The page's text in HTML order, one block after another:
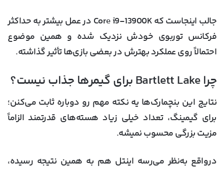
جالب اینجاست که Core i9-13900K در عمل بیشتر به حداکثر
فرکانس توربوی خودش نزدیک شده و همین موضوع
احتمالاً روی عملکرد بهترش در بعضی بازی‌ها تأثیر گذاشته.
چرا Bartlett Lake برای گیمرها جذاب نیست؟
نتایج این بنچمارک‌ها یه نکته مهم رو دوباره ثابت می‌کنن؛
برای گیمینگ، تعداد خیلی زیاد هسته‌های قدرتمند الزاماً
مزیت بزرگی محسوب نمیشه.
درواقع به‌نظر می‌رسه اینتل هم به همین نتیجه رسیده،